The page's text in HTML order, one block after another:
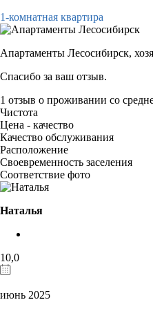
1-комнатная квартира
Апартаменты Лесосибирск,
Спасибо за ваш отзыв.
1 отзыв о проживании со
Чистота
Цена - качество
Качество обслуживания
Расположение
Своевременность заселения
Соответствие фото
Наталья
10,0
июнь 2025